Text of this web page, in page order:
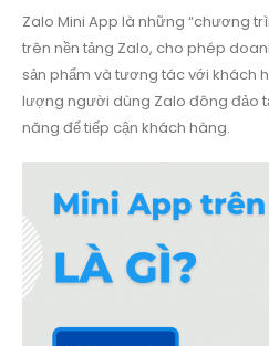
Zalo Mini App là những “chương
trên nền tảng Zalo, cho phép
sản phẩm và tương tác với khách
lượng người dùng Zalo đông đảo
năng để tiếp cận khách hàng.